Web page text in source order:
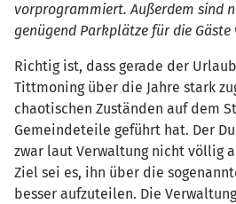
vorprogrammiert. Außerdem sind
genügend Parkplätze für die Gäste
Richtig ist, dass gerade der
Tittmoning über die Jahre stark
chaotischen Zuständen auf dem
Gemeindeteile geführt hat. Der
zwar laut Verwaltung nicht völlig
Ziel sei es, ihn über die
besser aufzuteilen. Die